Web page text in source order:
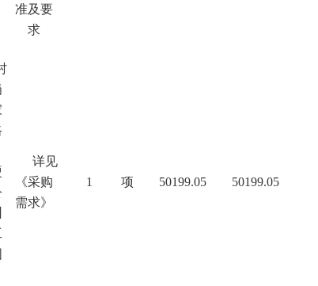
准及要
求
详见
《采购
需求》
1 项 50199.05 50199.05